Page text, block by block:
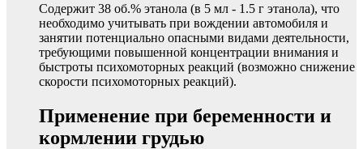
Содержит 38 об.% этанола (в 5 мл - 1.5 г этанола), что
необходимо учитывать при вождении автомобиля и
занятии потенциально опасными видами деятельности,
требующими повышенной концентрации внимания и
быстроты психомоторных реакций (возможно снижение
скорости психомоторных реакций).
Применение при беременности и
кормлении грудью